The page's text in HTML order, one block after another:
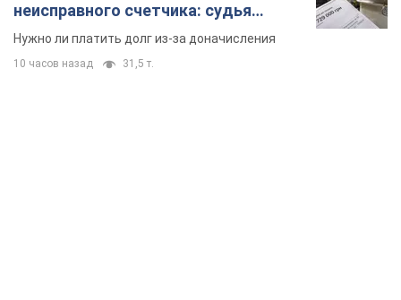
неисправного счетчика: судья
вынес неожиданное решение
Нужно ли платить долг из-за доначисления
10 часов назад 31,5 т.